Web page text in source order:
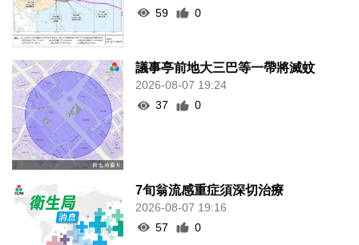
59
0
議事亭前地大三巴等一帶將滅蚊
2026-08-07 19:24
37
0
7旬翁流感重症須深切治療
2026-08-07 19:16
57
0